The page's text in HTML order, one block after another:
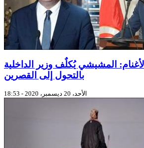
المشيشي يُكلٌف وزير الداخلية
بالتحول إلى القصرين
الأحد، 20 ديسمبر، 2020 - 18:53